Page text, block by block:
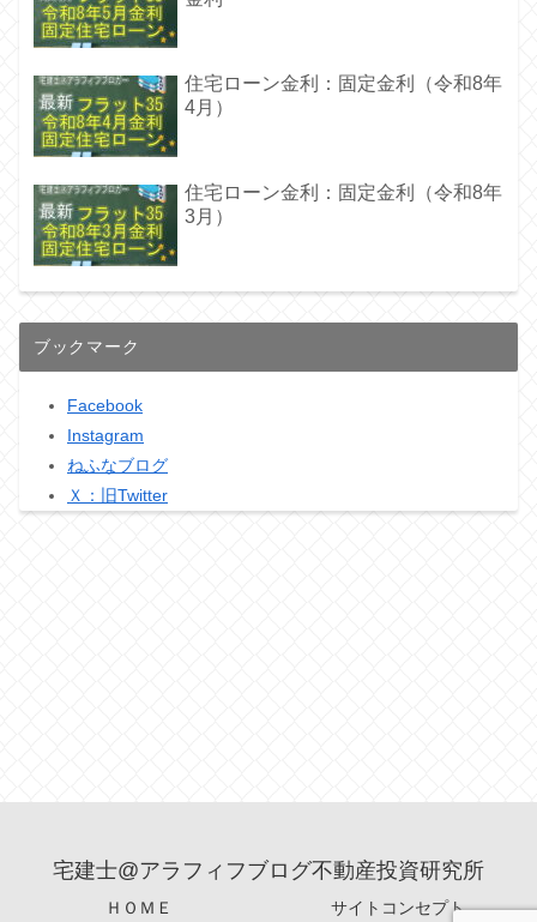
住宅ローン金利：固定金利（令和8年
4月）
住宅ローン金利：固定金利（令和8年
3月）
ブックマーク
Facebook
Instagram
ねふなブログ
Ｘ：旧Twitter
宅建士@アラフィフブログ不動産投資研究所
ＨＯＭＥ サイトコンセプト